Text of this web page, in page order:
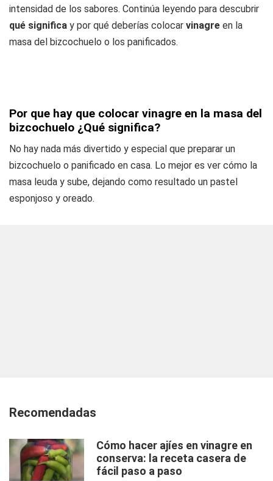
intensidad de los sabores. Continúa leyendo para descubrir
qué significa y por qué deberías colocar vinagre en la
masa del bizcochuelo o los panificados.
Por que hay que colocar vinagre en la masa del
bizcochuelo ¿Qué significa?
No hay nada más divertido y especial que preparar un
bizcochuelo o panificado en casa. Lo mejor es ver cómo la
masa leuda y sube, dejando como resultado un pastel
esponjoso y oreado.
Recomendadas
Cómo hacer ajíes en vinagre en
conserva: la receta casera de
fácil paso a paso